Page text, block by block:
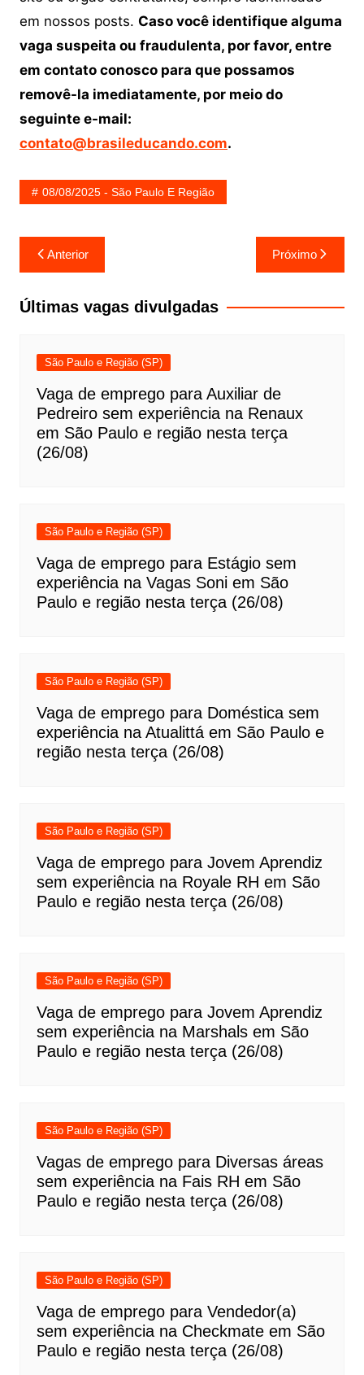
em nossos posts. Caso você identifique alguma
vaga suspeita ou fraudulenta, por favor, entre
em contato conosco para que possamos
removê-la imediatamente, por meio do
seguinte e-mail:
contato@brasileducando.com.
08/08/2025 - São Paulo E Região
Navegação
de
Post
Anterior Próximo
Últimas vagas divulgadas
São Paulo e Região (SP)
Vaga de emprego para Auxiliar de
Pedreiro sem experiência na Renaux
em São Paulo e região nesta terça
(26/08)
São Paulo e Região (SP)
Vaga de emprego para Estágio sem
experiência na Vagas Soni em São
Paulo e região nesta terça (26/08)
São Paulo e Região (SP)
Vaga de emprego para Doméstica sem
experiência na Atualittá em São Paulo e
região nesta terça (26/08)
São Paulo e Região (SP)
Vaga de emprego para Jovem Aprendiz
sem experiência na Royale RH em São
Paulo e região nesta terça (26/08)
São Paulo e Região (SP)
Vaga de emprego para Jovem Aprendiz
sem experiência na Marshals em São
Paulo e região nesta terça (26/08)
São Paulo e Região (SP)
Vagas de emprego para Diversas áreas
sem experiência na Fais RH em São
Paulo e região nesta terça (26/08)
São Paulo e Região (SP)
Vaga de emprego para Vendedor(a)
sem experiência na Checkmate em São
Paulo e região nesta terça (26/08)